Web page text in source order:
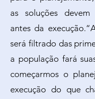
as soluções devem
antes da
será filtrado das
a população fará
começarmos o
execução do que